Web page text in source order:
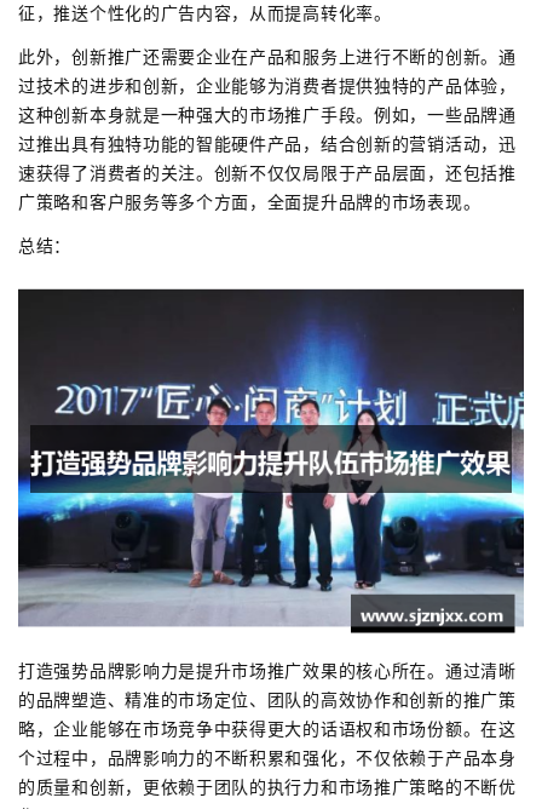
征，推送个性化的广告内容，从而提高转化率。
此外，创新推广还需要企业在产品和服务上进行不断的创新。通
过技术的进步和创新，企业能够为消费者提供独特的产品体验，
这种创新本身就是一种强大的市场推广手段。例如，一些品牌通
过推出具有独特功能的智能硬件产品，结合创新的营销活动，迅
速获得了消费者的关注。创新不仅仅局限于产品层面，还包括推
广策略和客户服务等多个方面，全面提升品牌的市场表现。
总结：
打造强势品牌影响力是提升市场推广效果的核心所在。通过清晰
的品牌塑造、精准的市场定位、团队的高效协作和创新的推广策
略，企业能够在市场竞争中获得更大的话语权和市场份额。在这
个过程中，品牌影响力的不断积累和强化，不仅依赖于产品本身
的质量和创新，更依赖于团队的执行力和市场推广策略的不断优